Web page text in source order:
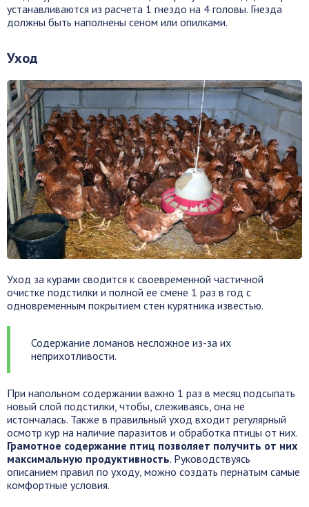
устанавливаются из расчета 1 гнездо на 4 головы. Гнезда
должны быть наполнены сеном или опилками.
Уход
Уход за курами сводится к своевременной частичной
очистке подстилки и полной ее смене 1 раз в год с
одновременным покрытием стен курятника известью.
Содержание ломанов несложное из-за их
неприхотливости.
При напольном содержании важно 1 раз в месяц подсыпать
новый слой подстилки, чтобы, слеживаясь, она не
истончалась. Также в правильный уход входит регулярный
осмотр кур на наличие паразитов и обработка птицы от них.
Грамотное содержание птиц позволяет получить от них
максимальную продуктивность. Руководствуясь
описанием правил по уходу, можно создать пернатым самые
комфортные условия.